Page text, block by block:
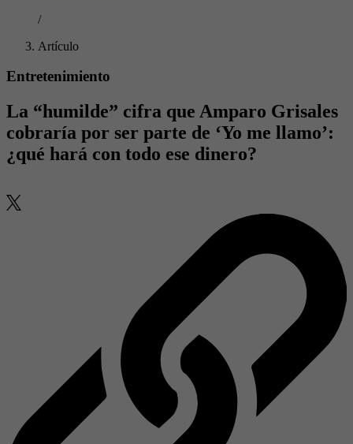
/
Artículo
Entretenimiento
La “humilde” cifra que Amparo Grisales
cobraría por ser parte de ‘Yo me llamo’:
¿qué hará con todo ese dinero?